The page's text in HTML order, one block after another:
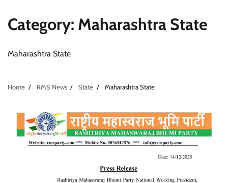
Category: Maharashtra State
Maharashtra State
Home RMS News State Maharashtra State